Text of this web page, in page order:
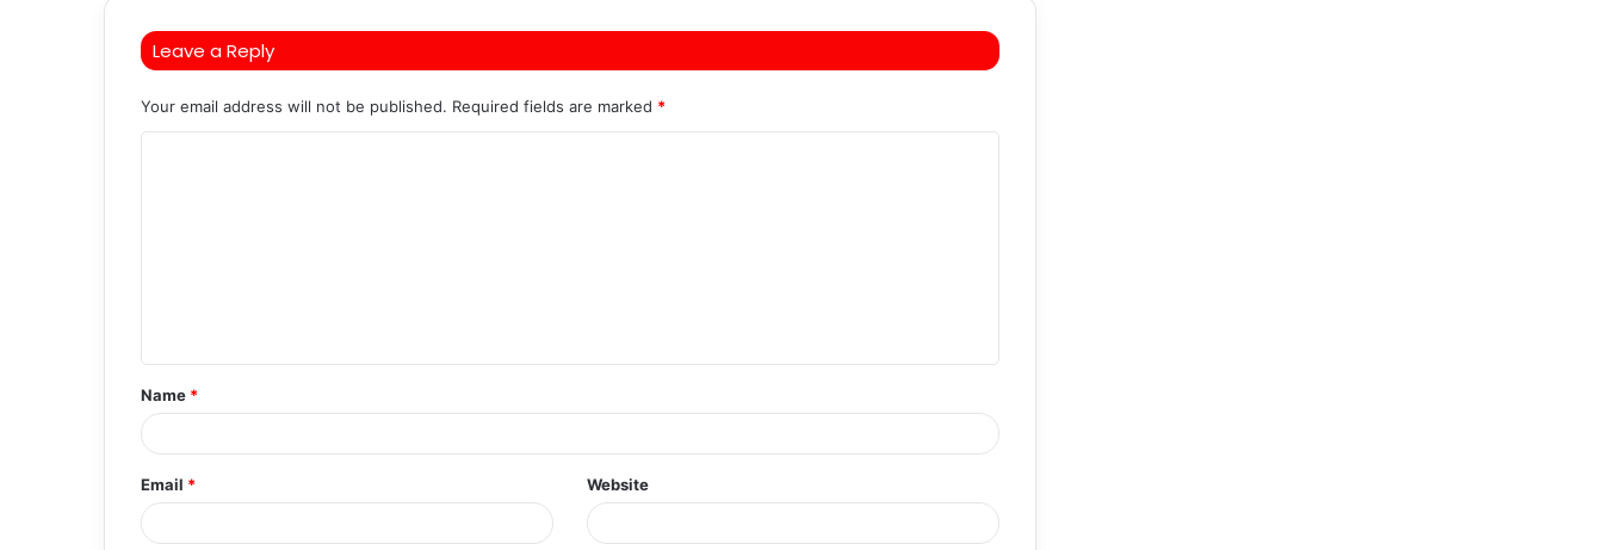
Leave a Reply
Your email address will not be published. Required fields are marked *
t
*
Name *
Email * Website